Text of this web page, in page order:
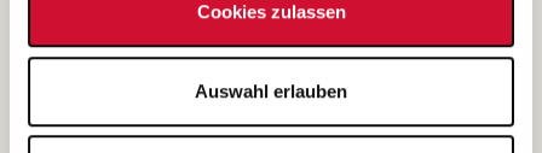
Cookies zulassen
Auswahl erlauben
Bewerbung als Erzieher*in
AWO Gliederungen nach Bundesland